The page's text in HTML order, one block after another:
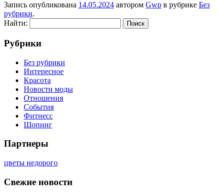
Запись опубликована 14.05.2024 автором Gwp в рубрике Без
рубрики.
Найти:
Рубрики
Без рубрики
Интересное
Красота
Новости моды
Отношения
События
Фитнесс
Шопинг
Партнеры
цветы недорого
Свежие новости